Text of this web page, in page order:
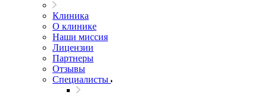
Клиника
О клинике
Наши миссия
Лицензии
Партнеры
Отзывы
Специалисты